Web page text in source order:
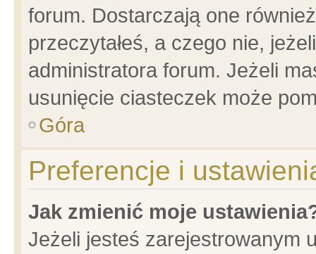
forum. Dostarczają one
przeczytałeś, a czego nie,
administratora forum. Jeżeli
usunięcie ciasteczek może
Góra
Preferencje i
Jak zmienić moje
Jeżeli jesteś zarejestrowanym